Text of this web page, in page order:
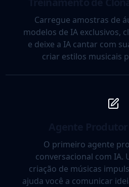
Carregue amostras de
modelos de IA exclusivos,
e deixe a IA cantar com
criar estilos musicais
O primeiro agente
conversacional com IA.
criação de músicas
ajuda você a comunicar